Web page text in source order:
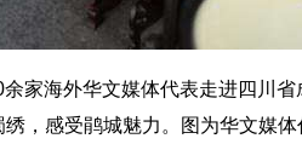
家海外华文媒体代表走进四川
，感受鹃城魅力。图为华文媒